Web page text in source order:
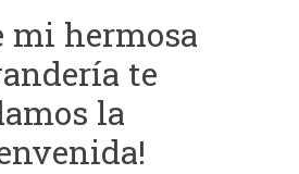
mi hermosa
te
la